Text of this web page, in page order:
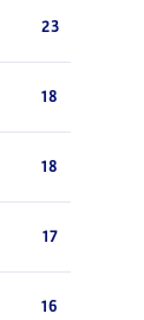
23
18
18
17
16